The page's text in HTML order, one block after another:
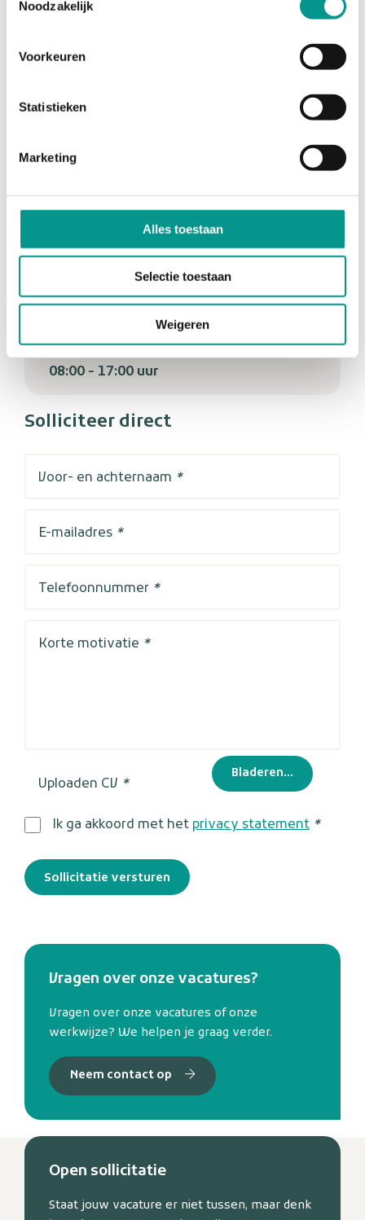
Noodzakelijk
Voorkeuren
Statistieken
Marketing
Alles toestaan
Selectie toestaan
Weigeren
Telefoon
info@europemedicare.eu
Bereikbaar
08:00 - 17:00 uur
Solliciteer direct
Voor- en achternaam *
E-mailadres *
Telefoonnummer *
Korte motivatie *
Uploaden CV *
Bladeren...
Ik ga akkoord met het privacy statement *
Sollicitatie versturen
Vragen over onze vacatures?
Vragen over onze vacatures of onze
werkwijze? We helpen je graag verder.
Neem contact op
Open sollicitatie
Staat jouw vacature er niet tussen, maar denk